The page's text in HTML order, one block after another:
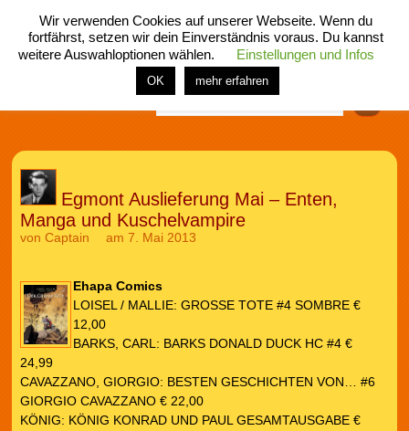
menü
home rubrik buch comic spiel fotos shop
Egmont Auslieferung Mai – Enten,
Manga und Kuschelvampire
von Captain am 7. Mai 2013
Ehapa Comics
LOISEL / MALLIE: GROSSE TOTE #4 SOMBRE €
12,00
BARKS, CARL: BARKS DONALD DUCK HC #4 €
24,99
CAVAZZANO, GIORGIO: BESTEN GESCHICHTEN VON… #6
GIORGIO CAVAZZANO € 22,00
KÖNIG: KÖNIG KONRAD UND PAUL GESAMTAUSGABE €
Wir verwenden Cookies auf unserer Webseite. Wenn du
fortfährst, setzen wir dein Einverständnis voraus. Du kannst
weitere Auswahloptionen wählen.
Einstellungen und Infos
OK mehr erfahren